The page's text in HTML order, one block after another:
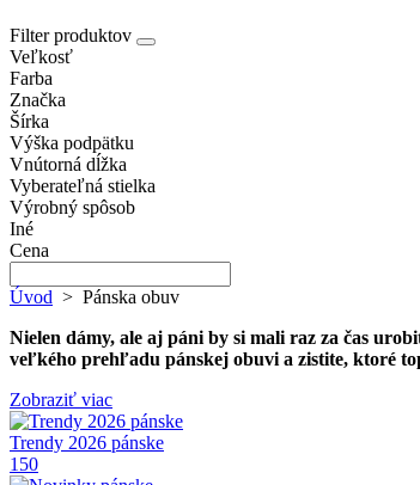
Filter produktov
Veľkosť
Farba
Značka
Šírka
Výška podpätku
Vnútorná dĺžka
Vyberateľná stielka
Výrobný spôsob
Iné
Cena
Úvod > Pánska obuv
Nielen dámy, ale aj páni by si mali raz za čas
veľkého prehľadu pánskej obuvi a zistite, ktoré
Zobraziť viac
Trendy 2026 pánske
150